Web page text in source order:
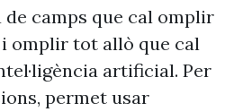
camps que cal omplir
omplir tot allò que cal
artificial. Per
permet usar